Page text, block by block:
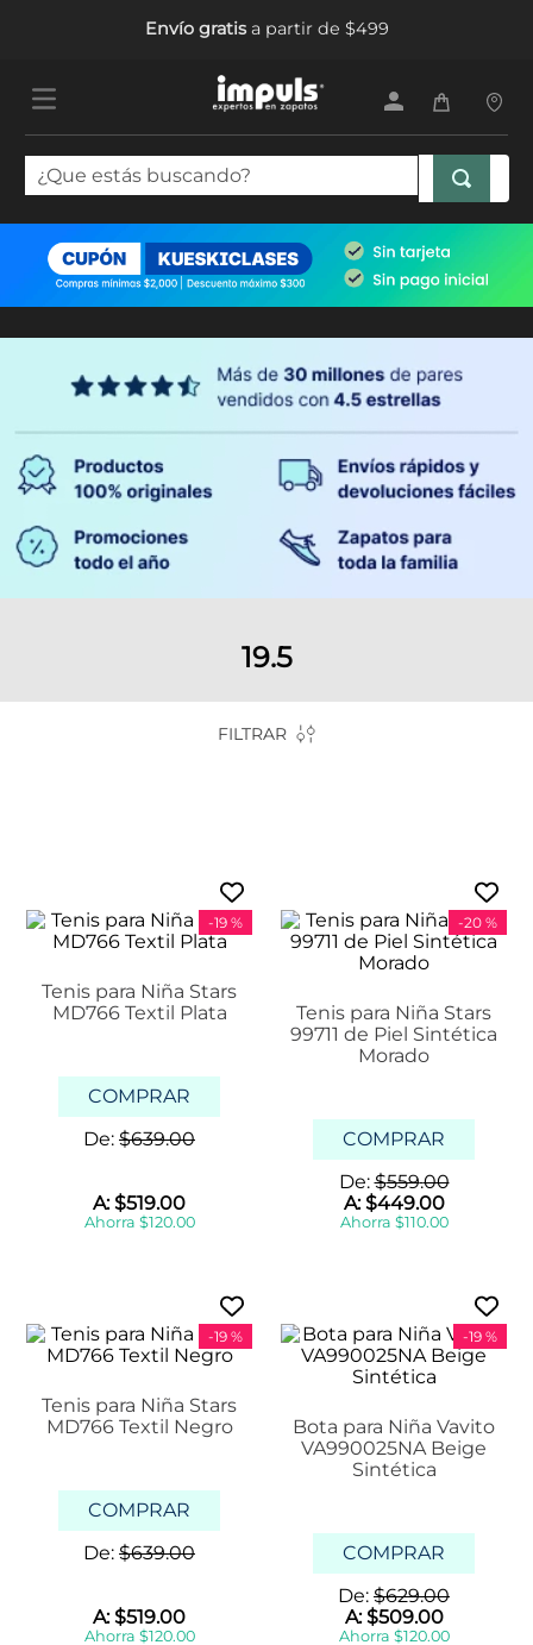
Envío gratisa partir de $499
¿Que estás buscando?
19.5
FILTRAR
-19 %
Tenis para Niña Stars
MD766 Textil Plata
COMPRAR
De: $639.00
A:$519.00
Ahorra $120.00
-20 %
Tenis para Niña Stars
99711 de Piel Sintética
Morado
COMPRAR
De:$559.00
A:$449.00
Ahorra $110.00
-19 %
Tenis para Niña Stars
MD766 Textil Negro
COMPRAR
De: $639.00
A:$519.00
Ahorra $120.00
-19 %
Bota para Niña Vavito
VA990025NA Beige
Sintética
COMPRAR
De: $629.00
A:$509.00
Ahorra $120.00
TÉRMINOS MÁS BUSCADOS
.
tenis mujer
botas mujer
5. tenis